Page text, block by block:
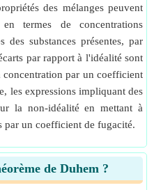
des mélanges peuvent
termes de concentrations
des substances présentes, par
par rapport à l'idéalité sont
par un coefficient
les expressions impliquant des
la non-idéalité en mettant à
par un coefficient de fugacité.
de Duhem ?